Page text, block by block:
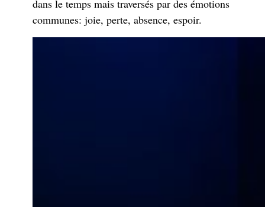
dans le temps mais traversés par des émotions
communes: joie, perte, absence, espoir.